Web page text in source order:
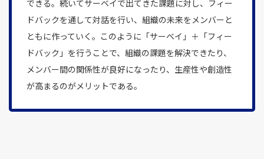
できる。続いてサーベイで出てきた課題に対し、フィー
ドバックを通して対話を行い、組織の未来をメンバーと
ともに作っていく。このように「サーベイ」＋「フィー
ドバック」を行うことで、組織の課題を解決できたり、
メンバー間の関係性が良好になったり、生産性や創造性
が高まるのがメリットである。